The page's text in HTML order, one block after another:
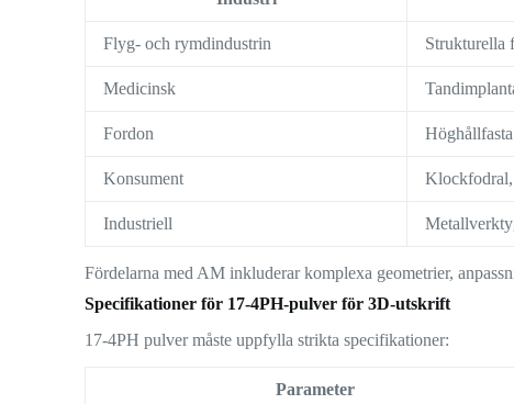
Flyg- och rymdindustrin Strukturella
Medicinsk
Fordon
Konsument Klockfodral,
Industriell
Fördelarna med AM inkluderar komplexa geometrier,
Specifikationer för 17-4PH-pulver för 3D-utskrift
17-4PH pulver måste uppfylla strikta specifikationer:
Parameter